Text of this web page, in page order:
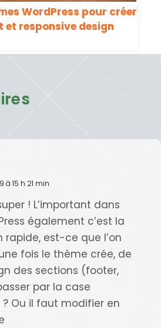
WordPress pour créer
responsive design
à 15 h 21 min
! L’important dans
également c’est la
rapide, est-ce que l’on
fois le thème crée, de
des sections (footer,
par la case
Ou il faut modifier en